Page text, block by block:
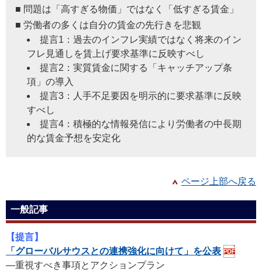
■ 問題は「高すぎる物価」ではなく「低すぎる賃金」
■ 労働者の多くは自分の賃金の先行きを悲観
提言1：過去のインフレ実績ではなく将来のイン
フレ見通しを賃上げ要求基準に反映すべし
提言2：実質賃金に関する「キャッチアップ条
項」の導入
提言3：人手不足要因を明示的に要求基準に反映
すべし
提言4：積極的な情報発信により労働者の中長期
的な賃金予想を安定化
ページ上部へ戻る
一般記事
【提言】
「グローバルサウスとの連携強化に向けて」を公表
―重視すべき事項とアクションプラン